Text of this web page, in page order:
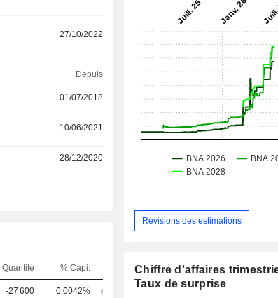
27/10/2022
Depuis
01/07/2018
10/06/2021
28/12/2020
Quantité % Capi.
-27 600 0,0042%
Révisions des estimations
Chiffre d'affaires
Taux de surprise